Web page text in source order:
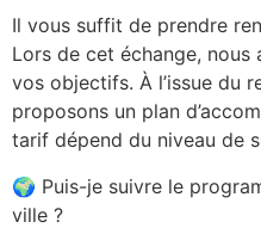
Il vous suffit de prendre
Lors de cet échange,
vos objectifs. À l’issue du
proposons un plan
tarif dépend du niveau de
🌍 Puis-je suivre le
ville ?